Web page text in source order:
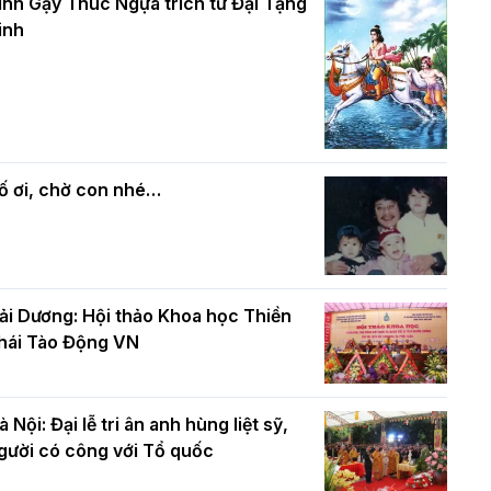
mừng Đại lễ Phật đản PL.2570 –
mùa Phật đản PL.2570
Phật giáo chính tín Phần 7: Luật nhân
quả
ơi, chờ con nhé…
Dương: Hội thảo Khoa học Thiền
Tào Động VN
Nội: Đại lễ tri ân anh hùng liệt sỹ,
có công với Tổ quốc